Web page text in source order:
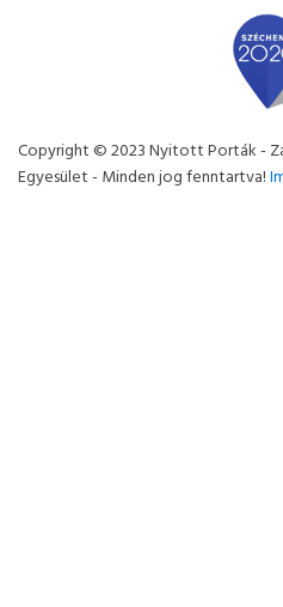
Copyright © 2023 Nyitott Porták -
Egyesület - Minden jog fenntartva!